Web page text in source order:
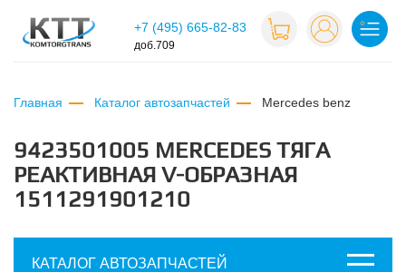
+7 (495) 665-82-83
доб.709
Главная Каталог автозапчастей mercedes benz
9423501005 МERCEDES ТЯГА
РЕАКТИВНАЯ V-ОБРАЗНАЯ
1511291901210
КАТАЛОГ АВТОЗАПЧАСТЕЙ